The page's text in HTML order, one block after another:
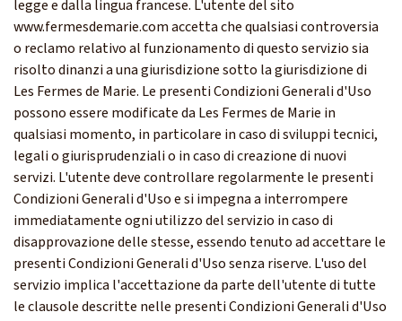
legge e dalla lingua francese. L'utente del sito
www.fermesdemarie.com accetta che qualsiasi controversia
o reclamo relativo al funzionamento di questo servizio sia
risolto dinanzi a una giurisdizione sotto la giurisdizione di
Les Fermes de Marie. Le presenti Condizioni Generali d'Uso
possono essere modificate da Les Fermes de Marie in
qualsiasi momento, in particolare in caso di sviluppi tecnici,
legali o giurisprudenziali o in caso di creazione di nuovi
servizi. L'utente deve controllare regolarmente le presenti
Condizioni Generali d'Uso e si impegna a interrompere
immediatamente ogni utilizzo del servizio in caso di
disapprovazione delle stesse, essendo tenuto ad accettare le
presenti Condizioni Generali d'Uso senza riserve. L'uso del
servizio implica l'accettazione da parte dell'utente di tutte
le clausole descritte nelle presenti Condizioni Generali d'Uso